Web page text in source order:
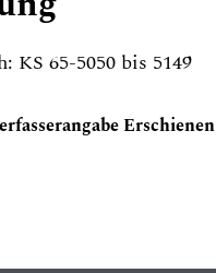
KS 65-5050 bis 5149
Erschienen